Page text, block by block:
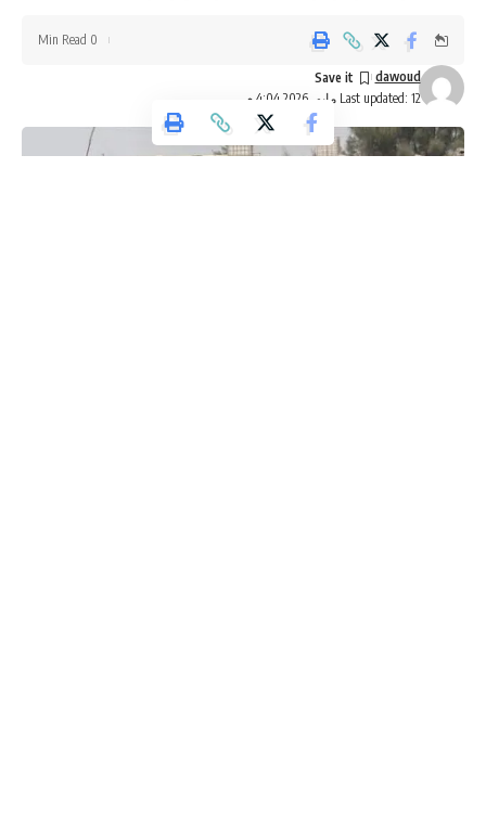
Last updated: 12 مايو، 2026 4:04 م
dawoud
0 Min Read